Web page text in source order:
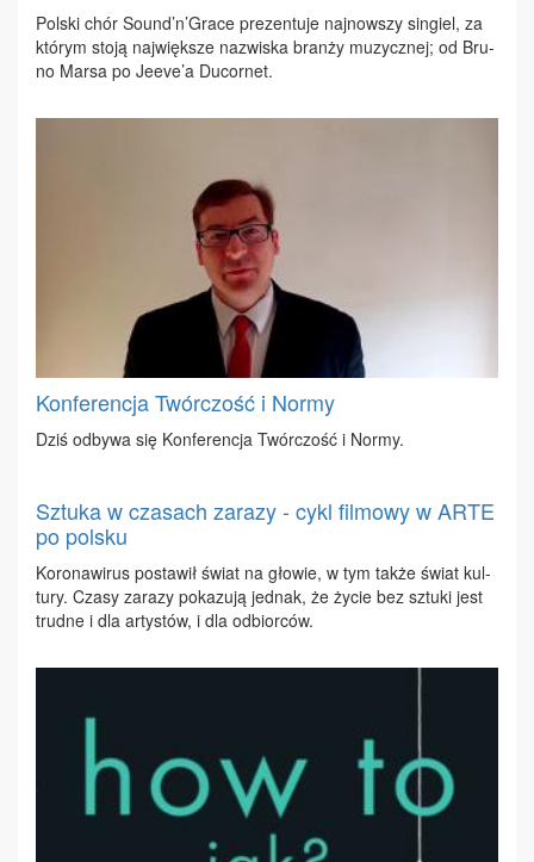
Pol­ski chór So­und’n’Gra­ce pre­zen­tu­je naj­now­szy sin­giel, za
któ­rym sto­ją naj­więk­sze na­zwi­ska bran­ży mu­zycz­nej; od Bru­
no Mar­sa po Je­eve’a Du­cor­net.
Konferencja Twórczość i Normy
Dziś od­by­wa się Kon­fe­ren­cja Twór­czość i Nor­my.
Sztuka w czasach zarazy - cykl filmowy w ARTE
po polsku
Ko­ro­na­wi­rus po­sta­wił świat na gło­wie, w tym tak­że świat kul­
tu­ry. Cza­sy za­ra­zy po­ka­zu­ją jed­nak, że ży­cie bez sztu­ki jest
trud­ne i dla ar­ty­stów, i dla od­bior­ców.